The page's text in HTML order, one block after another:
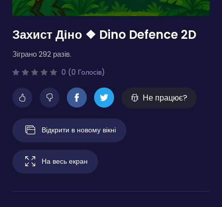
Захист Діно ❖ Dino Defence 2D
Зіграно 292 разів.
0 (0 Голосів)
Не працює?
Відкрити в новому вікні
На весь екран